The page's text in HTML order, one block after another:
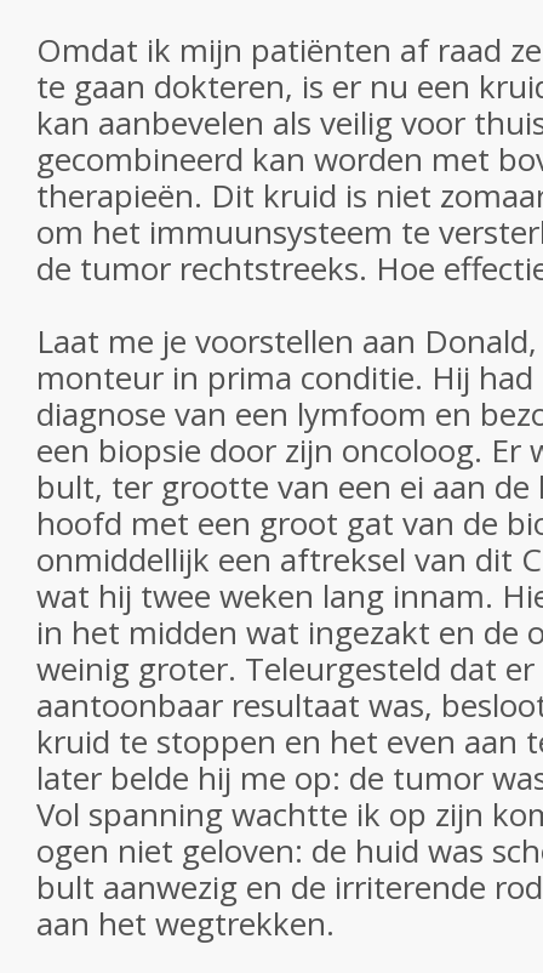
Omdat ik mijn patiënten af raad
te gaan dokteren, is er nu een
kan aanbevelen als veilig voor
gecombineerd kan worden met
therapieën. Dit kruid is niet
om het immuunsysteem te
de tumor rechtstreeks. Hoe
Laat me je voorstellen aan
monteur in prima conditie. Hij had
diagnose van een lymfoom en
een biopsie door zijn oncoloog. Er
bult, ter grootte van een ei aan de
hoofd met een groot gat van de
onmiddellijk een aftreksel van dit
wat hij twee weken lang innam.
in het midden wat ingezakt en de
weinig groter. Teleurgesteld dat
aantoonbaar resultaat was,
kruid te stoppen en het even aan
later belde hij me op: de tumor
Vol spanning wachtte ik op zijn
ogen niet geloven: de huid was
bult aanwezig en de irriterende
aan het wegtrekken.